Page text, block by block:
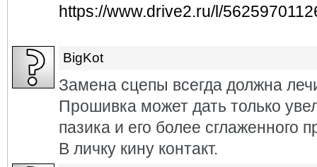
https://www.drive2.ru/l/
BigKot
Замена сцепы всегда должна
Прошивка может дать только
пазика и его более сглаженного
В личку кину контакт.